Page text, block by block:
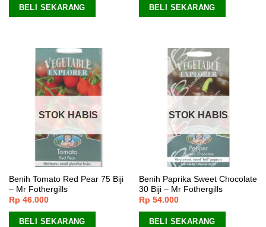
BELI SEKARANG BELI SEKARANG
STOK HABIS
Benih Tomato Red Pear 75 Biji
– Mr Fothergills
Rp 46.000
BELI SEKARANG
STOK HABIS
Benih Paprika Sweet Chocolate
30 Biji – Mr Fothergills
Rp 54.000
BELI SEKARANG